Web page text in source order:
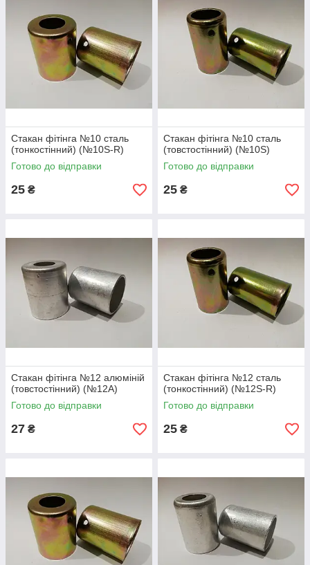
Стакан фітінга №10 сталь
(тонкостінний) (№10S-R)
Готово до відправки
25 ₴
Стакан фітінга №10 сталь
(товстостінний) (№10S)
Готово до відправки
25 ₴
Стакан фітінга №12 алюміній
(товстостінний) (№12A)
Готово до відправки
27 ₴
Стакан фітінга №12 сталь
(тонкостінний) (№12S-R)
Готово до відправки
25 ₴